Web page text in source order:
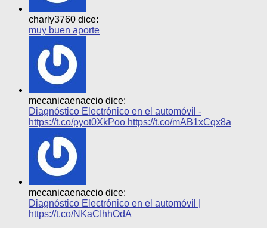
charly3760 dice:
muy buen aporte
mecanicaenaccio dice:
Diagnóstico Electrónico en el automóvil -
https://t.co/pyot0XkPoo https://t.co/mAB1xCqx8a
mecanicaenaccio dice:
Diagnóstico Electrónico en el automóvil |
https://t.co/NKaCIhhOdA